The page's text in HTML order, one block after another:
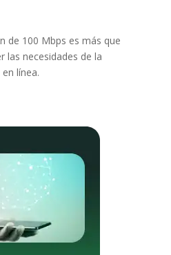
de 100 Mbps es más que
las necesidades de la
línea.